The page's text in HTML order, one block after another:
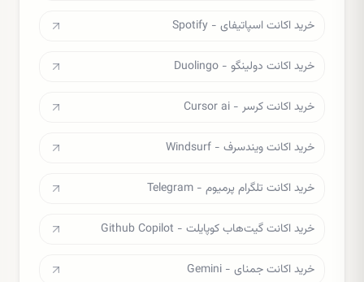
خرید اکانت اسپاتیفای - Spotify
خرید اکانت دولینگو - Duolingo
خرید اکانت کرسر - Cursor ai
خرید اکانت ویندسرف - Windsurf
خرید اکانت تلگرام پرمیوم - Telegram
خرید اکانت گیت‌هاب کوپایلت - Github Copilot
خرید اکانت جمنای - Gemini